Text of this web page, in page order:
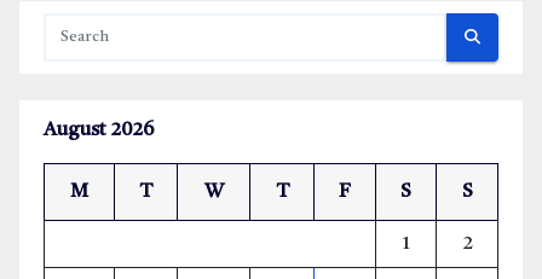
August 2026
M T W T F S S
1 2